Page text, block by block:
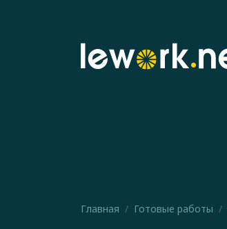
Главная Готовые работы